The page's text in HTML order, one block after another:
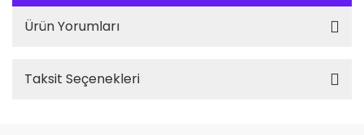
Ürün Yorumları
Taksit Seçenekleri